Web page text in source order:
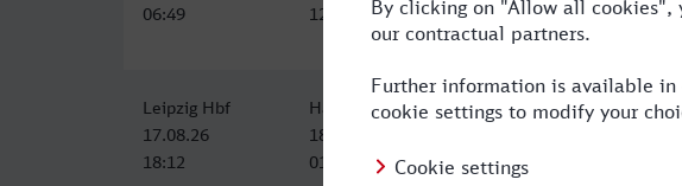
06:49
12:43
Leipzig Hbf
17.08.26
18:12
Hauptbahnhof, Castrop-Rauxel
18.08.26
01:20